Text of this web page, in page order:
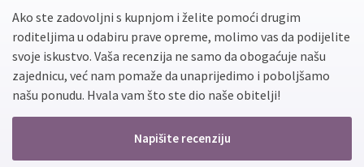
Ako ste zadovoljni s kupnjom i želite pomoći drugim
roditeljima u odabiru prave opreme, molimo vas da podijelite
svoje iskustvo. Vaša recenzija ne samo da obogaćuje našu
zajednicu, već nam pomaže da unaprijedimo i poboljšamo
našu ponudu. Hvala vam što ste dio naše obitelji!
Napišite recenziju